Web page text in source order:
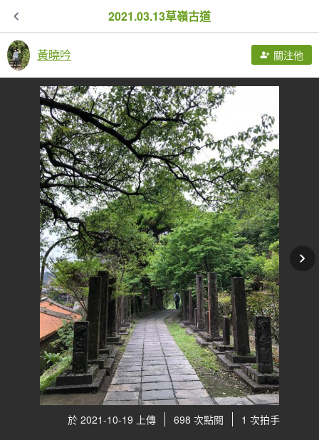
2021.03.13草嶺古道
黃曉吟 關注他
於 2021-10-19 上傳 698 次點閱 1 次拍手